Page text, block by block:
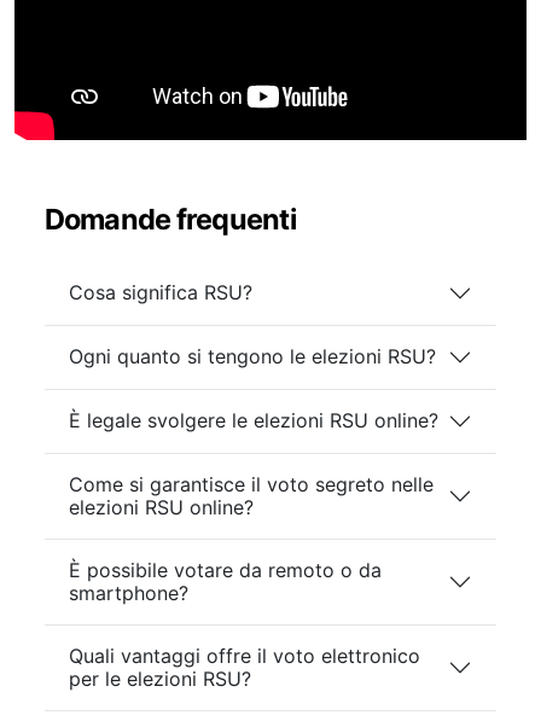
Domande frequenti
Cosa significa RSU?
Ogni quanto si tengono le elezioni RSU?
È legale svolgere le elezioni RSU online?
Come si garantisce il voto segreto nelle
elezioni RSU online?
È possibile votare da remoto o da
smartphone?
Quali vantaggi offre il voto elettronico
per le elezioni RSU?